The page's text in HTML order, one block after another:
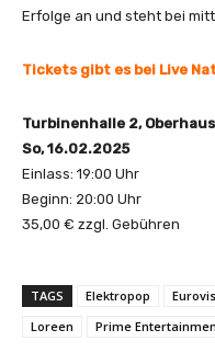
Erfolge an und steht bei
Tickets gibt es bei Live
Turbinenhalle 2,
So, 16.02.2025
Einlass: 19:00 Uhr
Beginn: 20:00 Uhr
35,00 € zzgl. Gebühren
TAGS Elektropop
Loreen
Prime